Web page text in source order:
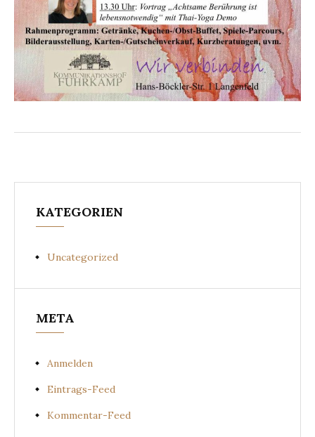
KATEGORIEN
Uncategorized
META
Anmelden
Eintrags-Feed
Kommentar-Feed